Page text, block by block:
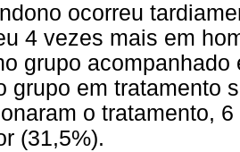
ocorreu
4 vezes mais em
grupo
grupo em tratamento
o tratamento,
(31,5%).